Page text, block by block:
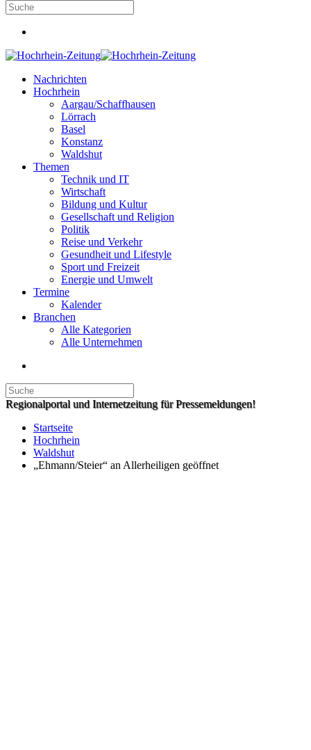
Nachrichten
Hochrhein
Aargau/Schaffhausen
Lörrach
Basel
Konstanz
Waldshut
Themen
Technik und IT
Wirtschaft
Bildung und Kultur
Gesellschaft und Religion
Politik
Reise und Verkehr
Gesundheit und Lifestyle
Sport und Freizeit
Energie und Umwelt
Termine
Kalender
Branchen
Alle Kategorien
Alle Unternehmen
Regionalportal und Internetzeitung für Pressemeldungen!
Startseite
Hochrhein
Waldshut
„Ehmann/Steier“ an Allerheiligen geöffnet